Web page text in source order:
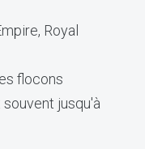
Royal
flocons
jusqu'à